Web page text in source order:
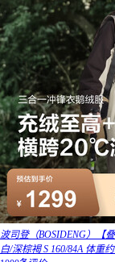
波司登（BOSIDENG）【
白/深棕褐 S 160/84A 体重